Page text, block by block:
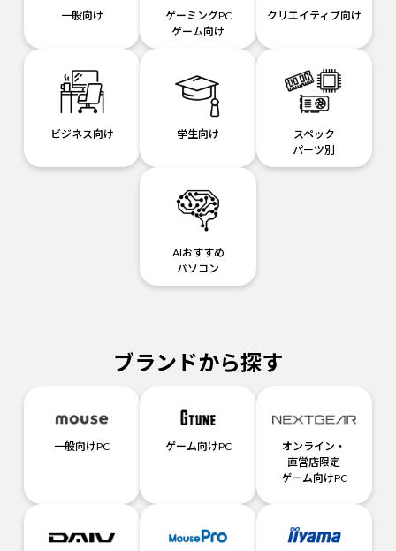
一般向け
ゲーミングPC
ゲーム向け
クリエイティブ向け
ビジネス向け 学生向け
スペック
パーツ別
AIおすすめ
パソコン
ブランドから探す
一般向けPC ゲーム向けPC
オンライン・
直営店限定
ゲーム向けPC